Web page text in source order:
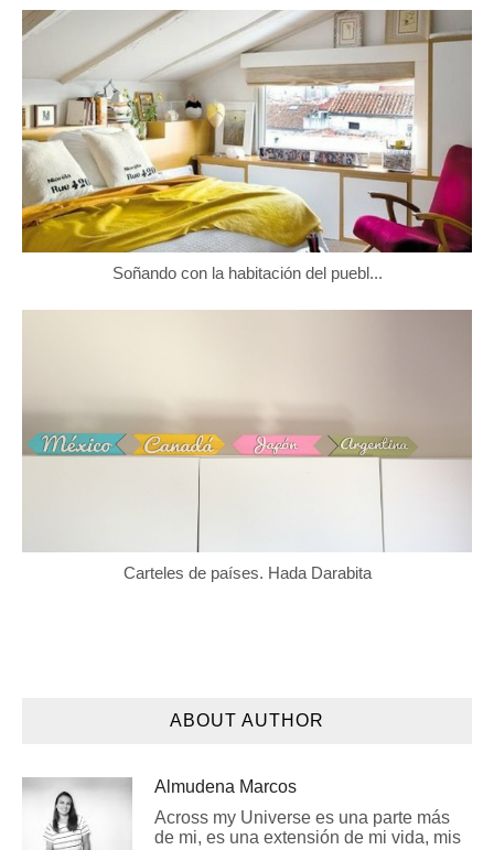
Soñando con la habitación del puebl...
Carteles de países. Hada Darabita
ABOUT AUTHOR
Almudena Marcos
Across my Universe es una parte más
de mi, es una extensión de mi vida, mis